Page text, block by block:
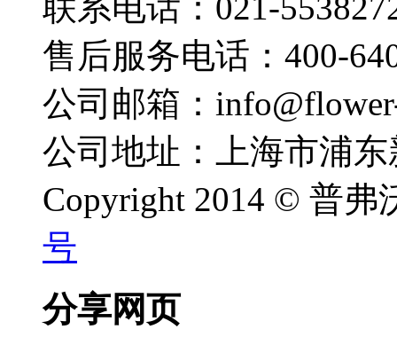
售后服务电话：400-
公司邮箱：
公司地址：上海市浦
Copyright 2014 © 普
号
分享网页